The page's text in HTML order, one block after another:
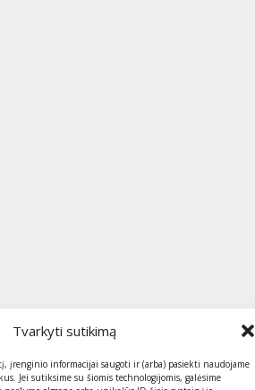
Tvarkyti sutikimą
įrenginio informacijai saugoti ir (arba) pasiekti naudojame
Jei sutiksime su šiomis technologijomis, galėsime